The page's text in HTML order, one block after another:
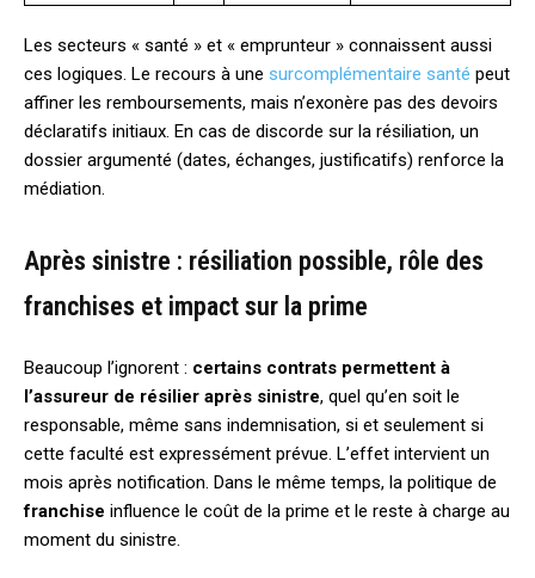
Les secteurs « santé » et « emprunteur » connaissent aussi
ces logiques. Le recours à une surcomplémentaire santé peut
affiner les remboursements, mais n’exonère pas des devoirs
déclaratifs initiaux. En cas de discorde sur la résiliation, un
dossier argumenté (dates, échanges, justificatifs) renforce la
médiation.
Après sinistre : résiliation possible, rôle des
franchises et impact sur la prime
Beaucoup l’ignorent : certains contrats permettent à
l’assureur de résilier après sinistre, quel qu’en soit le
responsable, même sans indemnisation, si et seulement si
cette faculté est expressément prévue. L’effet intervient un
mois après notification. Dans le même temps, la politique de
franchise influence le coût de la prime et le reste à charge au
moment du sinistre.